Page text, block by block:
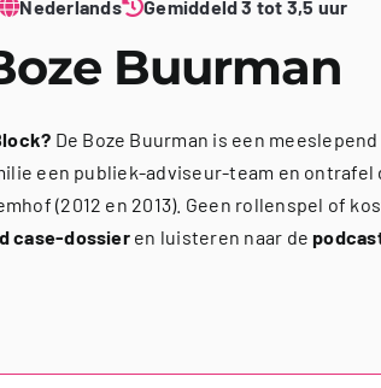
Nederlands Gemiddeld 3 tot 3,5 uur
Buurman
De Boze Buurman is een
een publiek-adviseur-team en
(2012 en 2013). Geen rollenspel of
case-dossieren luisteren naar de